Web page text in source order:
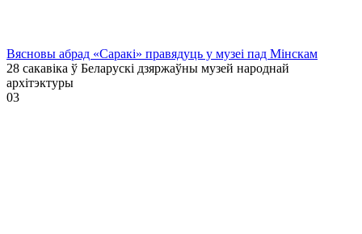
Вясновы абрад «Саракі» правядуць у музеі пад Мінскам
28 сакавіка ў Беларускі дзяржаўны музей народнай
архітэктуры
03